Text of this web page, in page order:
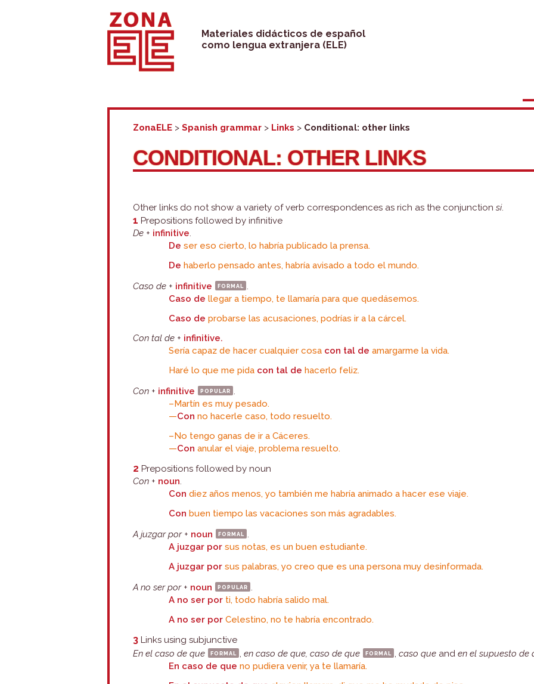
Skip
content
Materiales didácticos de español
como lengua extranjera (ELE)
ZonaELE >Spanish grammar > Links > Conditional: other links
CONDITIONAL: OTHER LINKS
Other links do not show a variety of verb correspondences as rich as the conjunctionsi.
1 Prepositions followed by infinitive
De + infinitive.
Deser eso cierto, lo habría publicado la prensa.
Dehaberlo pensado antes, habría avisado a todo el mundo.
Caso de + infinitive formal .
Caso de llegar a tiempo, te llamaría para que quedásemos.
Caso deprobarse las acusaciones, podrías ir a la cárcel.
Con tal de + infinitive.
Sería capaz de hacer cualquier cosa con tal de amargarme la vida.
Haré lo que me pida con tal de hacerlo feliz.
Con + infinitive popular .
–Martín es muy pesado.
—Con no hacerle caso, todo resuelto.
–No tengo ganas de ir a Cáceres.
—Con anular el viaje, problema resuelto.
2 Prepositions followed by noun
Con + noun.
Con diez años menos, yo también me habría animado a hacer ese viaje.
Con buen tiempo las vacaciones son más agradables.
A juzgar por+ noun formal .
A juzgar por sus notas, es un buen estudiante.
A juzgar por sus palabras, yo creo que es una persona muy desinformada.
A no ser por+ noun popular .
A no ser por ti, todo habría salido mal.
A no ser por Celestino, no te habría encontrado.
3 Links using subjunctive
En el caso de que
formal ,en caso de que, caso de que formal ,caso que anden el supuesto de
En caso de que no pudiera venir, ya te llamaría.